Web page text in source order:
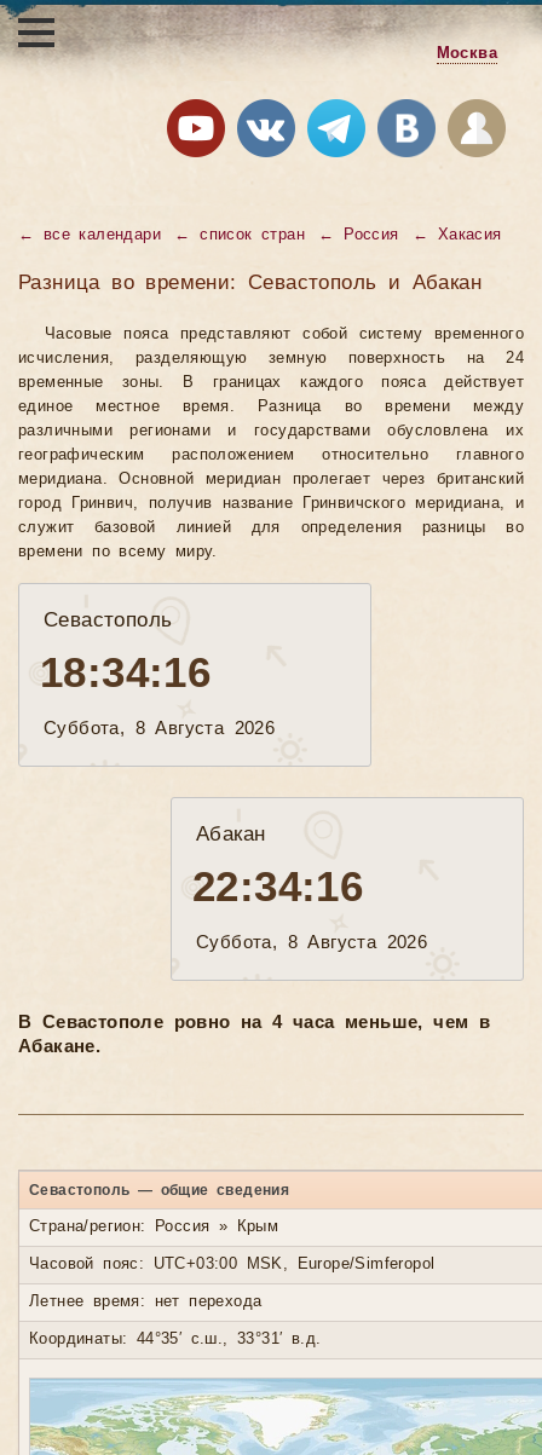
Москва
← все календари ←список стран ← Россия ← Хакасия
Разница во времени: Севастополь и Абакан
Часовые пояса представляют собой систему временного
исчисления, разделяющую земную поверхность на 24
временные зоны. В границах каждого пояса действует
единое местное время. Разница во времени между
различными регионами и государствами обусловлена их
географическим расположением относительно главного
меридиана. Основной меридиан пролегает через британский
город Гринвич, получив название Гринвичского меридиана, и
служит базовой линией для определения разницы во
времени по всему миру.
Севастополь
18:34:18
Суббота, 8 Августа 2026
Абакан
22:34:18
Суббота, 8 Августа 2026
В Севастополе ровно на 4 часа меньше, чем в
Абакане.
Севастополь — общие сведения
Страна/регион: Россия » Крым
Часовой пояс: UTC+03:00 MSK, Europe/Simferopol
Летнее время: нет перехода
Координаты: 44°35′ с.ш., 33°31′ в.д.